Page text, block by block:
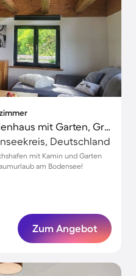
Familienorientiertes Ferienhaus mit Garten, Grill und Terrasse
Deutschland
mit Kamin und Garten
am Bodensee!
Zum Angebot